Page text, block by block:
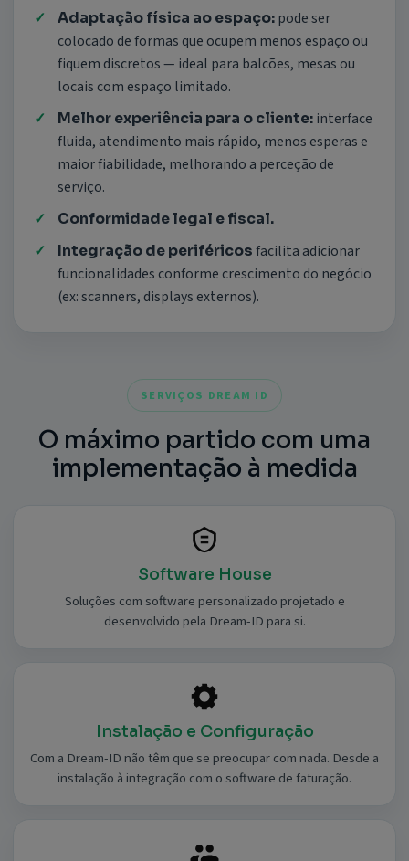
Adaptação física ao espaço: pode ser
colocado de formas que ocupem menos espaço ou
fiquem discretos — ideal para balcões, mesas ou
locais com espaço limitado.
Melhor experiência para o cliente: interface
fluida, atendimento mais rápido, menos esperas e
maior fiabilidade, melhorando a perceção de
serviço.
Conformidade legal e fiscal.
Integração de periféricos facilita adicionar
funcionalidades conforme crescimento do negócio
(ex: scanners, displays externos).
SERVIÇOS DREAM ID
O máximo partido com uma
implementação à medida
Software House
Soluções com software personalizado projetado e
desenvolvido pela Dream-ID para si.
Instalação e Configuração
Com a Dream-ID não têm que se preocupar com nada. Desde a
instalação à integração com o software de faturação.